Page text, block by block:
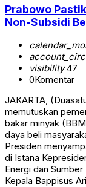
Prabowo
Non-Subsidi
visibility47
0Komentar
JAKARTA,
memutuskan
bakar minyak
daya beli
Presiden
di Istana
Energi dan Sumber
Kepala Bappisus